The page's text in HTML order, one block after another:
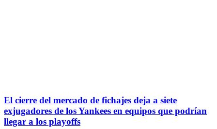
El cierre del mercado de fichajes deja a siete
exjugadores de los Yankees en equipos que podrían
llegar a los playoffs